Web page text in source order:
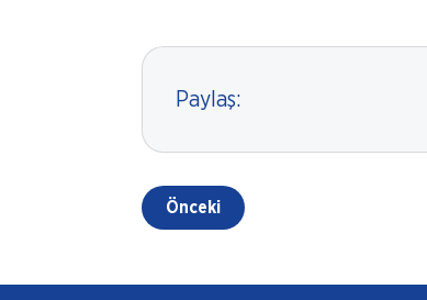
Paylaş:
Önceki